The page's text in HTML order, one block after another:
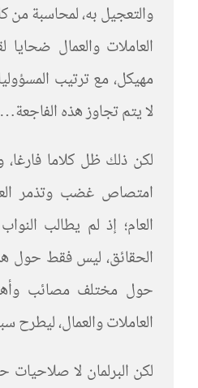
والتعجيل به، لمحاسبة من
العاملات والعمال
مهيكل، مع ترتيب
لا يتم تجاوز هذه الفاجعة…
لكن ذلك ظل كلاما
امتصاص غضب وتذمر
العام؛ إذ لم يطالب
الحقائق، ليس فقط حول
حول مختلف مصائب
العاملات والعمال، ليطرح
لكن البرلمان لا